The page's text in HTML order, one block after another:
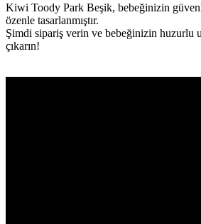
Kiwi Toody Park Beşik, bebeğinizin
özenle tasarlanmıştır.
Şimdi sipariş verin ve bebeğinizin huzurlu
çıkarın!